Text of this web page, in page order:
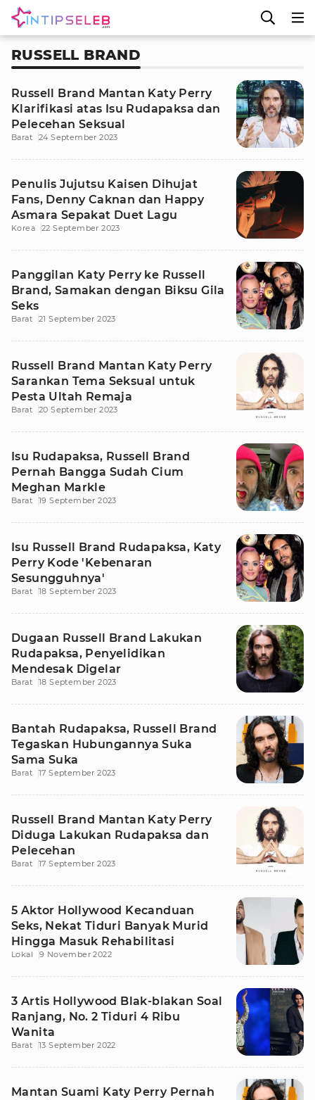
RUSSELL BRAND
Russell Brand Mantan Katy Perry
Klarifikasi atas Isu Rudapaksa dan
Pelecehan Seksual
Barat 24 September 2023
Penulis Jujutsu Kaisen Dihujat
Fans, Denny Caknan dan Happy
Asmara Sepakat Duet Lagu
Korea 22 September 2023
Panggilan Katy Perry ke Russell
Brand, Samakan dengan Biksu Gila
Seks
Barat 21 September 2023
Russell Brand Mantan Katy Perry
Sarankan Tema Seksual untuk
Pesta Ultah Remaja
Barat 20 September 2023
Isu Rudapaksa, Russell Brand
Pernah Bangga Sudah Cium
Meghan Markle
Barat 19 September 2023
Isu Russell Brand Rudapaksa, Katy
Perry Kode 'Kebenaran
Sesungguhnya'
Barat 18 September 2023
Dugaan Russell Brand Lakukan
Rudapaksa, Penyelidikan
Mendesak Digelar
Barat 18 September 2023
Bantah Rudapaksa, Russell Brand
Tegaskan Hubungannya Suka
Sama Suka
Barat 17 September 2023
Russell Brand Mantan Katy Perry
Diduga Lakukan Rudapaksa dan
Pelecehan
Barat 17 September 2023
5 Aktor Hollywood Kecanduan
Seks, Nekat Tiduri Banyak Murid
Hingga Masuk Rehabilitasi
Lokal 9 November 2022
3 Artis Hollywood Blak-blakan Soal
Ranjang, No. 2 Tiduri 4 Ribu
Wanita
Barat 13 September 2022
Mantan Suami Katy Perry Pernah